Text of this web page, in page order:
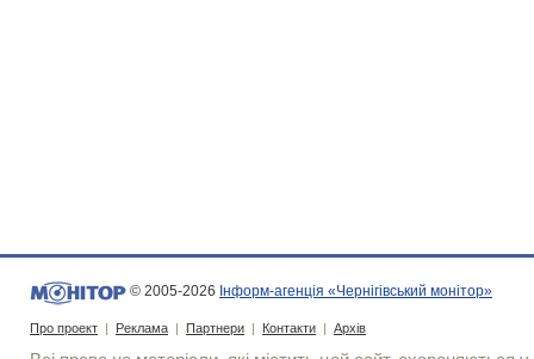
© 2005-2026 Інформ-агенція «Чернігівський монітор»
Про проект | Реклама | Партнери | Контакти | Архів